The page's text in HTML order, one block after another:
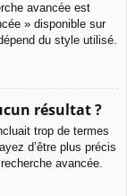
avancée est
» disponible sur
du style utilisé.
résultat ?
trop de termes
d’être plus précis
avancée.